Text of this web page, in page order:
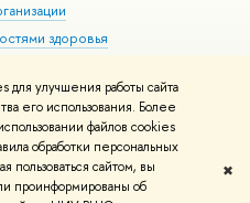
улучшения работы сайта
его использования. Более
файлов cookies
обработки персональных
пользоваться сайтом, вы
проинформированы о
✖
здоровья